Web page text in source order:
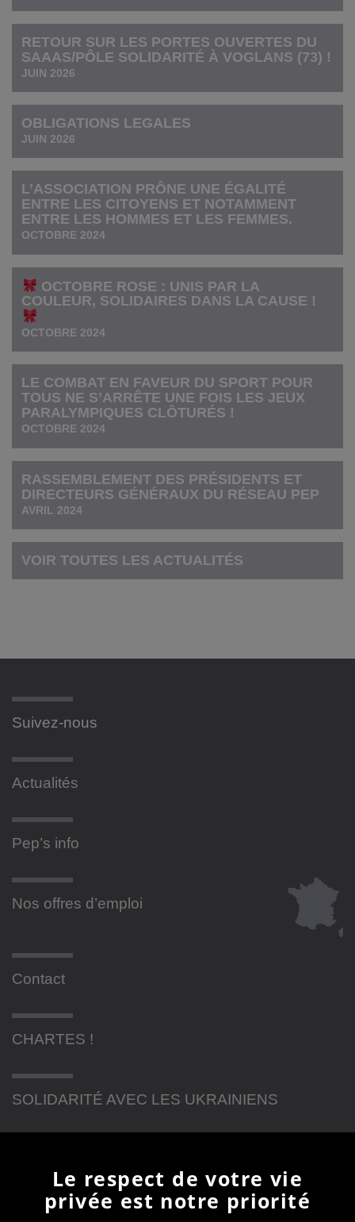
RETOUR SUR LES PORTES OUVERTES DU
SAAAS/PÔLE SOLIDARITÉ À VOGLANS (73) !
JUIN 2026
OBLIGATIONS LEGALES
JUIN 2026
L’ASSOCIATION PRÔNE UNE ÉGALITÉ
ENTRE LES CITOYENS ET NOTAMMENT
ENTRE LES HOMMES ET LES FEMMES.
OCTOBRE 2024
OCTOBRE ROSE : UNIS PAR LA
COULEUR, SOLIDAIRES DANS LA CAUSE !
OCTOBRE 2024
LE COMBAT EN FAVEUR DU SPORT POUR
TOUS NE S’ARRÊTE UNE FOIS LES JEUX
PARALYMPIQUES CLÔTURÉS !
OCTOBRE 2024
RASSEMBLEMENT DES PRÉSIDENTS ET
DIRECTEURS GÉNÉRAUX DU RÉSEAU PEP
AVRIL 2024
VOIR TOUTES LES ACTUALITÉS
Suivez-nous
Actualités
Pep’s info
Nos offres d’emploi
Contact
CHARTES !
SOLIDARITÉ AVEC LES UKRAINIENS
Newsletter
En vous inscrivant à la newsletter, vous recevrez
Le respect de votre vie
privée est notre priorité